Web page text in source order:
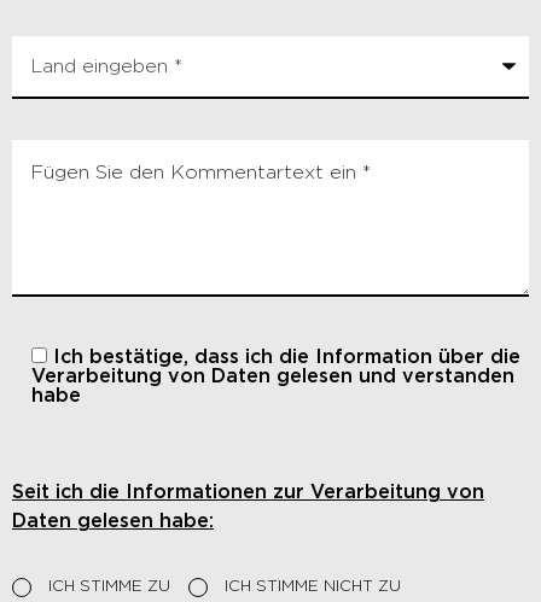
Ich bestätige, dass ich die
Information über die
Verarbeitung von Daten gelesen und verstanden
habe
Seit ich die Informationen zur Verarbeitung von
Daten gelesen habe:
ICH STIMME ZU ICH STIMME NICHT ZU